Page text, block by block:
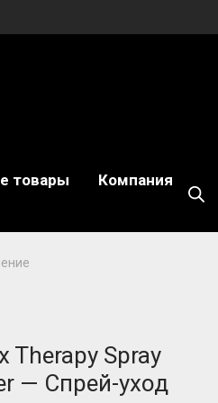
товары Компания
Therapy Spray
— Спрей-уход